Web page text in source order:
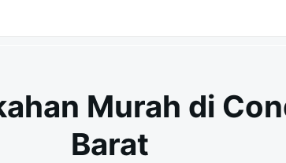
Murah di
Barat